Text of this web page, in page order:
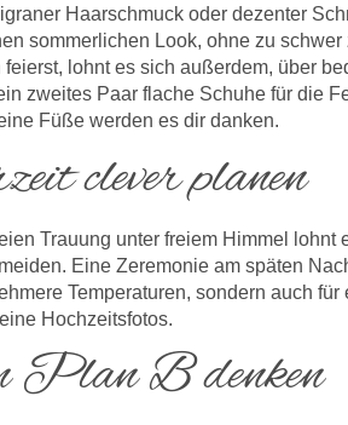
Haarschmuck oder dezenter
sommerlichen Look, ohne zu schwer
lohnt es sich außerdem, über
zweites Paar flache Schuhe für die
Füße werden es dir danken.
clever planen
Trauung unter freiem Himmel lohnt
Eine Zeremonie am späten
Temperaturen, sondern auch für
Hochzeitsfotos.
Plan B denken